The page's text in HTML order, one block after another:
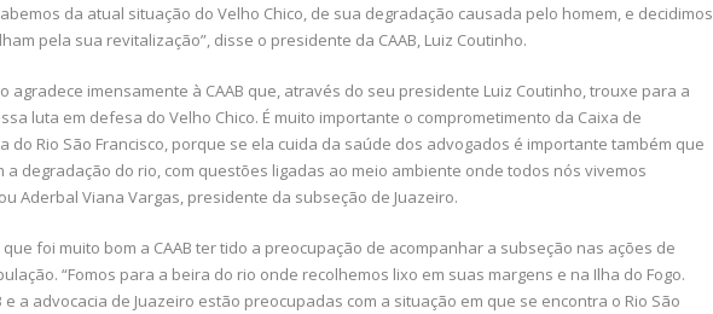
da atual situação do Velho Chico, de sua degradação causada pelo homem, e decidimos
pela sua revitalização”, disse o presidente da CAAB, Luiz Coutinho.
agradece imensamente à CAAB que, através do seu presidente Luiz Coutinho, trouxe para a
luta em defesa do Velho Chico. É muito importante o comprometimento da Caixa de
do Rio São Francisco, porque se ela cuida da saúde dos advogados é importante também que
a degradação do rio, com questões ligadas ao meio ambiente onde todos nós vivemos
Aderbal Viana Vargas, presidente da subseção de Juazeiro.
foi muito bom a CAAB ter tido a preocupação de acompanhar a subseção nas ações de
“Fomos para a beira do rio onde recolhemos lixo em suas margens e na Ilha do Fogo.
e a advocacia de Juazeiro estão preocupadas com a situação em que se encontra o Rio São